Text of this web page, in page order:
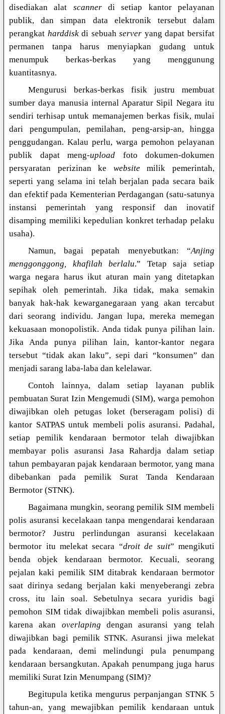
disediakan alat scannerdi setiap kantor pelayanan
publik, dan simpan data elektronik tersebut dalam
perangkat harddiskdi sebuahserver yang dapat bersifat
permanen tanpa harus menyiapkan gudang untuk
menumpuk berkas-berkas yang menggunung
kuantitasnya.
Mengurusi berkas-berkas fisik justru membuat
sumber daya manusia internal Aparatur Sipil Negara itu
sendiri terhisap untuk memanajemen berkas fisik, mulai
dari pengumpulan, pemilahan, peng-arsip-an, hingga
penggudangan. Kalau perlu, warga pemohon pelayanan
publik dapat meng-upload foto dokumen-dokumen
persyaratan perizinan ke websitemilik pemerintah,
seperti yang selama ini telah berjalan pada secara baik
dan efektif pada Kementerian Perdagangan (satu-satunya
instansi pemerintah yang responsif dan inovatif
disamping memiliki kepedulian konkret terhadap pelaku
usaha).
Namun, bagai pepatah menyebutkan: “Anjing
menggonggong, khafilah berlalu.” Tetap saja setiap
warga negara harus ikut aturan main yang ditetapkan
sepihak oleh pemerintah. Jika tidak, maka semakin
banyak hak-hak kewarganegaraan yang akan tercabut
dari seorang individu. Jangan lupa, mereka memegan
kekuasaan monopolistik. Anda tidak punya pilihan lain.
Jika Anda punya pilihan lain, kantor-kantor negara
tersebut “tidak akan laku”, sepi dari “konsumen” dan
menjadi sarang laba-laba dan kelelawar.
Contoh lainnya, dalam setiap layanan publik
pembuatan Surat Izin Mengemudi (SIM), warga pemohon
diwajibkan oleh petugas loket (berseragam polisi) di
kantor SATPAS untuk membeli polis asuransi. Padahal,
setiap pemilik kendaraan bermotor telah diwajibkan
membayar polis asuransi Jasa Rahardja dalam setiap
tahun pembayaran pajak kendaraan bermotor, yang mana
dibebankan pada pemilik Surat Tanda Kendaraan
Bermotor (STNK).
Bagaimana mungkin, seorang pemilik SIM membeli
polis asuransi kecelakaan tanpa mengendarai kendaraan
bermotor? Justru perlindungan asuransi kecelakaan
bermotor itu melekat secara “droit de suit” mengikuti
benda objek kendaraan bermotor. Kecuali, seorang
pejalan kaki pemilik SIM ditabrak kendaraan bermotor
saat dirinya sedang berjalan kaki menyeberangi zebra
cross, itu lain soal. Sebetulnya secara yuridis bagi
pemohon SIM tidak diwajibkan membeli polis asuransi,
karena akan overlaping dengan asuransi yang telah
diwajibkan bagi pemilik STNK. Asuransi jiwa melekat
pada kendaraan, demi melindungi pula penumpang
kendaraan bersangkutan. Apakah penumpang juga harus
memiliki Surat Izin Menumpang (SIM)?
Begitupula ketika mengurus perpanjangan STNK 5
tahun-an, yang mewajibkan pemilik kendaraan untuk